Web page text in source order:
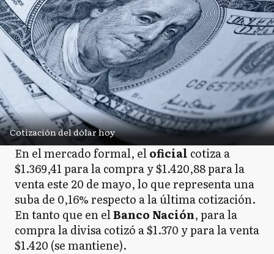
Cotización del dólar hoy
En el mercado formal, eloficial cotiza a
$1.369,41 para la compra y $1.420,88 para la
venta este 20 de mayo, lo que representa una
suba de 0,16% respecto a la última cotización.
En tanto que en elBanco Nación, para la
compra la divisa cotizó a $1.370 y para la venta
$1.420 (se mantiene).